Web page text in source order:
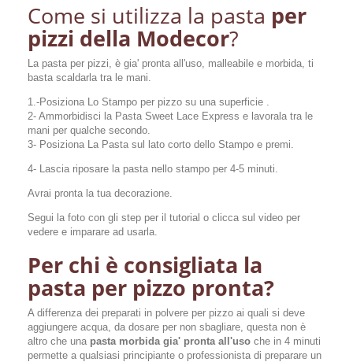
Come si utilizza la pasta per
pizzi della Modecor?
La pasta per pizzi, è gia' pronta all'uso, malleabile e morbida, ti
basta scaldarla tra le mani.
1.-Posiziona Lo Stampo per pizzo su una superficie .
2- Ammorbidisci la Pasta Sweet Lace Express e lavorala tra le
mani per qualche secondo.
3- Posiziona La Pasta sul lato corto dello Stampo e premi.
4- Lascia riposare la pasta nello stampo per 4-5 minuti.
Avrai pronta la tua decorazione.
Segui la foto con gli step per il tutorial o clicca sul video per
vedere e imparare ad usarla.
Per chi è consigliata la
pasta per pizzo pronta?
A differenza dei preparati in polvere per pizzo ai quali si deve
aggiungere acqua, da dosare per non sbagliare, questa non è
altro che una pasta morbida gia' pronta all'uso che in 4 minuti
permette a qualsiasi principiante o professionista di preparare un